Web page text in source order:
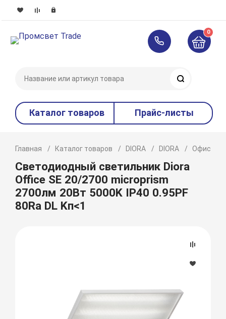
0
Каталог товаров Прайс-листы
Главная Каталог товаров DIORA DIORA Офисное
Светодиодный светильник Diora
Office SE 20/2700 microprism
2700лм 20Вт 5000K IP40 0.95PF
80Ra DL Kп<1